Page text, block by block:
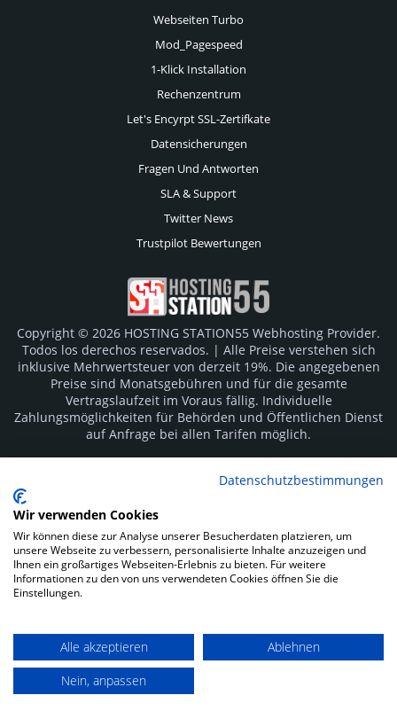
Webseiten Turbo
Mod_Pagespeed
1-Klick Installation
Rechenzentrum
Let's Encyrpt SSL-Zertifkate
Datensicherungen
Fragen Und Antworten
SLA & Support
Twitter News
Trustpilot Bewertungen
Copyright © 2026 HOSTING STATION55 Webhosting Provider.
Todos los derechos reservados. | Alle Preise verstehen sich
inklusive Mehrwertsteuer von derzeit 19%. Die angegebenen
Preise sind Monatsgebühren und für die gesamte
Vertragslaufzeit im Voraus fällig. Individuelle
Zahlungsmöglichkeiten für Behörden und Öffentlichen Dienst
auf Anfrage bei allen Tarifen möglich.
Hersteller. Irrtümer vorbehalten.
SOCIAL MEDIA
Impressum Kunden Login
Zahlungsarten: Rechnung, Vorkasse, Sofortüberweisung und
Datenschutzbestimmungen
Wir verwenden Cookies
Wir können diese zur Analyse unserer Besucherdaten platzieren, um
unsere Webseite zu verbessern, personalisierte Inhalte anzuzeigen und
Ihnen ein großartiges Webseiten-Erlebnis zu bieten. Für weitere
Informationen zu den von uns verwendeten Cookies öffnen Sie die
Einstellungen.
Alle akzeptieren
Ablehnen
Nein, anpassen